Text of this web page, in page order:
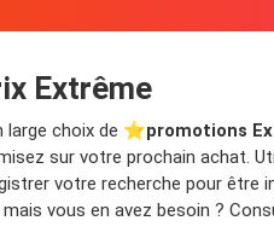
Extrême
large choix de ⭐️promotions
sur votre prochain achat.
votre recherche pour être
vous en avez besoin ?